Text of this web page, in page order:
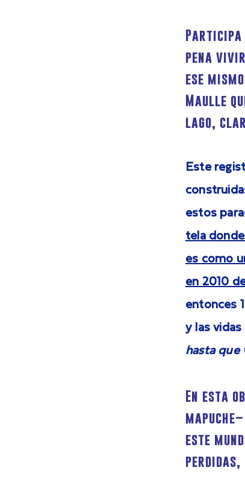
Participa
pena
ese
Maulle
lago,
Este
estos
tela
es como
en 2010
entonces
y las
hasta que
En esta
este